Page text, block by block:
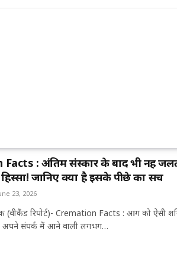
: अंतिम संस्कार के बाद भी नहीं
जानिए क्या है इसके पीछे का सच
23, 2026
(वीकैंड रिपोर्ट)- Cremation Facts : आग को ऐसी
अपने संपर्क में आने वाली लगभग…